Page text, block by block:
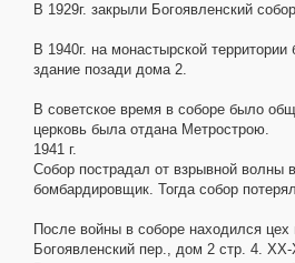
В 1929г. закрыли Богоявленский
В 1940г. на монастырской
здание позади дома 2.
В советское время в соборе было
церковь была отдана Метрострою.
1941 г.
Собор пострадал от взрывной волны
бомбардировщик. Тогда собор
После войны в соборе находился цех
Богоявленский пер., дом 2 стр. 4.